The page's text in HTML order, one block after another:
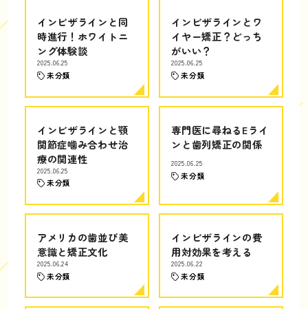
インビザラインと同
時進行！ホワイトニ
ング体験談
2025.06.25
未分類
インビザラインとワ
イヤー矯正？どっち
がいい？
2025.06.25
未分類
インビザラインと顎
関節症噛み合わせ治
療の関連性
2025.06.25
未分類
専門医に尋ねるEライ
ンと歯列矯正の関係
2025.06.25
未分類
アメリカの歯並び美
意識と矯正文化
2025.06.24
未分類
インビザラインの費
用対効果を考える
2025.06.22
未分類